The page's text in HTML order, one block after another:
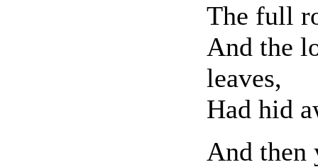
The full
And the
leaves,
Had hid
And then